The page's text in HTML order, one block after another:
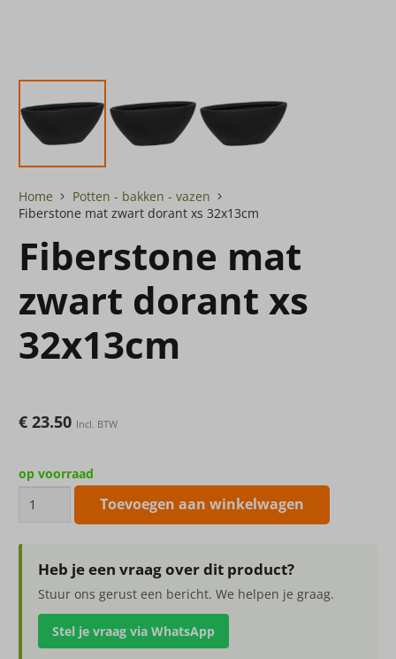
Home
Potten - bakken - vazen
Fiberstone mat zwart dorant xs 32x13cm
Fiberstone mat
zwart dorant xs
32x13cm
€ 23.50 Incl. BTW
op voorraad
Fiberstone
zwart
dorant
32x13cm
aantal
Toevoegen aan winkelwagen
Heb je een vraag over dit product?
Stuur ons gerust een bericht. We helpen je graag.
Stel je vraag via WhatsApp